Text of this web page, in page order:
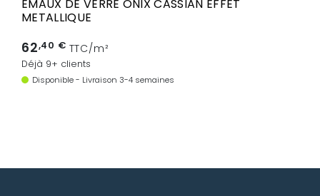
EMAUX DE VERRE ONIX CASSIAN EFFET
METALLIQUE
62,40 € TTC/m²
Déjà 9+ clients
Disponible - Livraison 3-4 semaines